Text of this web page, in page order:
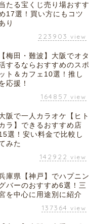
たる宝くじ売り場おすす
17選！買い方にもコツ
り
223903 view
【梅田・難波】大阪でオタ
するならおすすめのスポ
ット＆カフェ10選！推し
応援！
164857 view
阪で一人カラオケ【ヒト
ラ】できるおすすめ店
選！安い料金で比較し
みた
142922 view
庫県【神戸】でハプニン
バーのおすすめ6選！三
を中心に用途別に紹介
137364 view